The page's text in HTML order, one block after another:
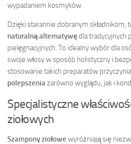
wypadaniem kosmyków.
Dzięki starannie dobranym składnikom,
naturalną alternatywędla tradycyjnych
pielęgnacyjnych. To idealny wybór dla
swoje włosy w sposób holistyczny i
stosowanie takich preparatów
polepszeniazarówno wyglądu, jak i
Specjalistyczne
ziołowych
Szampony ziołowe wyróżniają się